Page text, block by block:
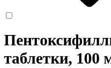
таблетки, 100